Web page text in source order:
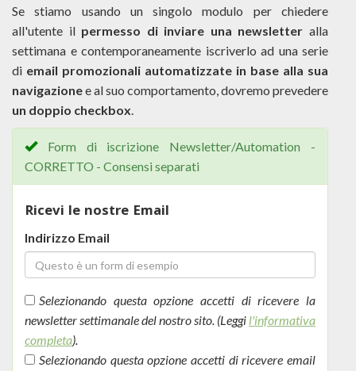
Se stiamo usando un singolo modulo per chiedere
all'utente il permesso di inviare una newsletter alla
settimana e contemporaneamente iscriverlo ad una serie
di email promozionali automatizzate in base alla sua
navigazionee al suo comportamento, dovremo prevedere
un doppio checkbox.
Form di iscrizione Newsletter/Automation -
CORRETTO - Consensi separati
Ricevi le nostre Email
Indirizzo Email
Selezionando questa opzione accetti di ricevere la
newsletter settimanale del nostro sito. (Leggi l'informativa
completa).
Selezionando questa opzione accetti di ricevere email